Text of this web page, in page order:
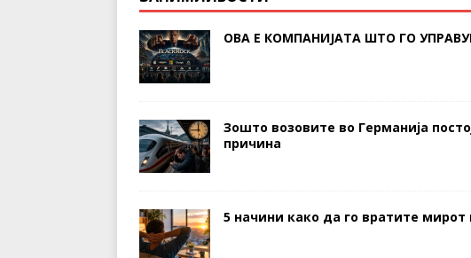
ОВА Е КОМПАНИЈАТА ШТО ГО
Зошто возовите во Германија
причина
5 начини како да го вратите